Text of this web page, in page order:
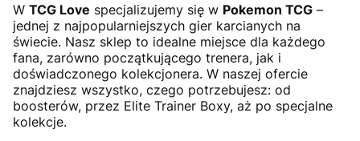
W TCG Love specjalizujemy się w Pokemon TCG –
jednej z najpopularniejszych gier karcianych na
świecie. Nasz sklep to idealne miejsce dla każdego
fana, zarówno początkującego trenera, jak i
doświadczonego kolekcjonera. W naszej ofercie
znajdziesz wszystko, czego potrzebujesz: od
boosterów, przez Elite Trainer Boxy, aż po specjalne
kolekcje.